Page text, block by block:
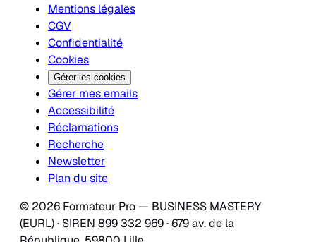
Mentions légales
CGV
Confidentialité
Cookies
Gérer les cookies
Gérer mes emails
Accessibilité
Réclamations
Recherche
Newsletter
Plan du site
© 2026 Formateur Pro — BUSINESS MASTERY
(EURL) · SIREN 899 332 969 · 679 av. de la